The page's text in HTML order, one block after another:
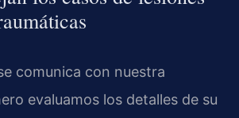
comunica con nuestra
evaluamos los detalles de su